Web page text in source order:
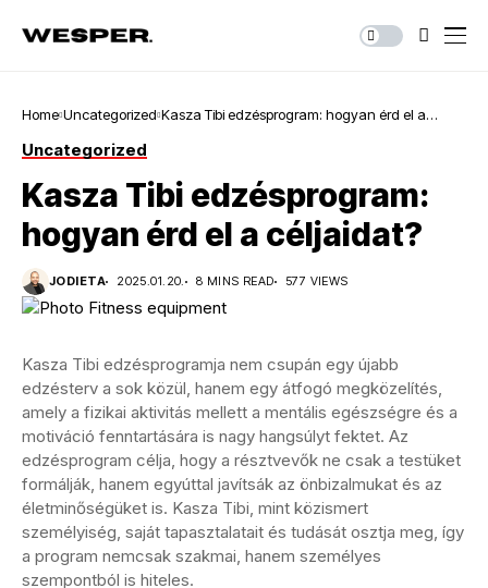
Home Uncategorized Kasza Tibi edzésprogram: hogyan érd el a
Uncategorized
Kasza Tibi edzésprogram:
hogyan érd el a céljaidat?
JODIETA 2025.01.20. 8 MINS READ 577 VIEWS
Kasza Tibi edzésprogramja nem csupán egy újabb
edzésterv a sok közül, hanem egy átfogó megközelítés,
amely a fizikai aktivitás mellett a mentális egészségre és a
motiváció fenntartására is nagy hangsúlyt fektet. Az
edzésprogram célja, hogy a résztvevők ne csak a testüket
formálják, hanem egyúttal javítsák az önbizalmukat és az
életminőségüket is. Kasza Tibi, mint közismert
személyiség, saját tapasztalatait és tudását osztja meg, így
a program nemcsak szakmai, hanem személyes
szempontból is hiteles.